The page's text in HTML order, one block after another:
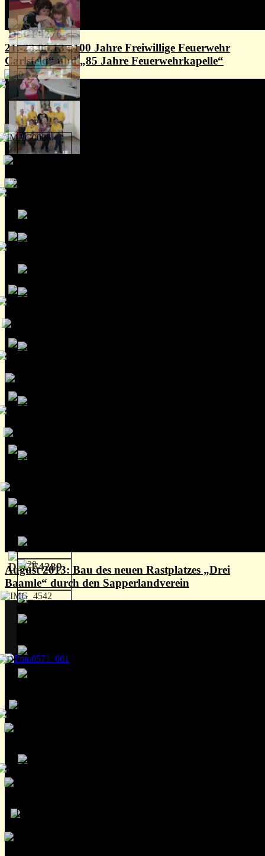
21.-23.06.13 „100 Jahre Freiwillige Feuerwehr
Carlsfeld“ und „85 Jahre Feuerwehrkapelle“
August 2013: Bau des neuen Rastplatzes „Drei
Baamle“ durch den Sapperlandverein